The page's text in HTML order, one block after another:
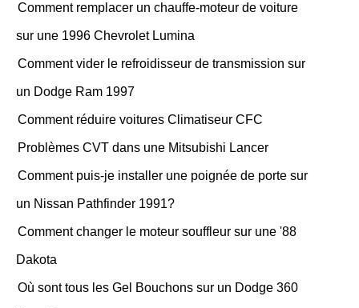
Comment remplacer un chauffe-moteur de voiture
sur une 1996 Chevrolet Lumina
Comment vider le refroidisseur de transmission sur
un Dodge Ram 1997
Comment réduire voitures Climatiseur CFC
Problèmes CVT dans une Mitsubishi Lancer
Comment puis-je installer une poignée de porte sur
un Nissan Pathfinder 1991?
Comment changer le moteur souffleur sur une '88
Dakota
Où sont tous les Gel Bouchons sur un Dodge 360 ​​